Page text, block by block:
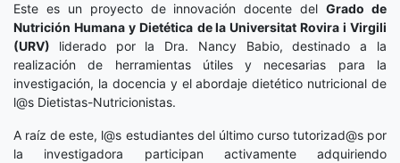
Este es un proyecto de innovación docente delGrado de
Nutrición Humana y Dietética de la Universitat Rovira i Virgili
(URV) liderado por la Dra. Nancy Babio, destinado a la
realización de herramientas útiles y necesarias para la
investigación, la docencia y el abordaje dietético nutricional de
l@s Dietistas-Nutricionistas.
A raíz de este, l@s estudiantes del último curso tutorizad@s por
la investigadora participan activamente adquiriendo